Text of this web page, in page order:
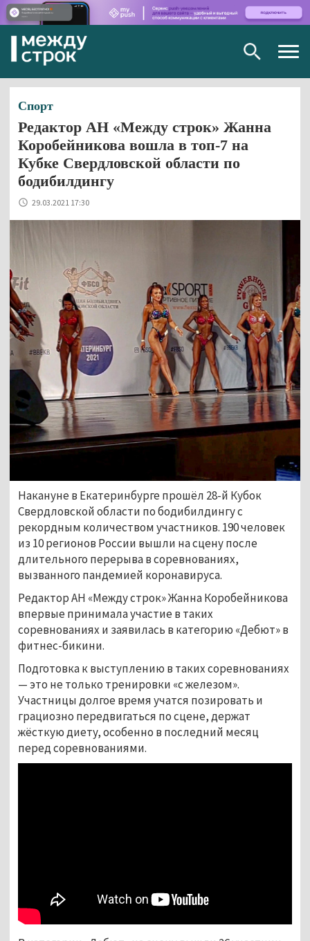
Спорт
Редактор АН «Между строк» Жанна
Коробейникова вошла в топ-7 на
Кубке Свердловской области по
бодибилдингу
29.03.2021 17:30
Накануне в Екатеринбурге прошёл 28-й Кубок
Свердловской области по бодибилдингу с
рекордным количеством участников. 190 человек
из 10 регионов России вышли на сцену после
длительного перерыва в соревнованиях,
вызванного пандемией коронавируса.
Редактор АН «Между строк» Жанна Коробейникова
впервые принимала участие в таких
соревнованиях и заявилась в категорию «Дебют» в
фитнес-бикини.
Подготовка к выступлению в таких соревнованиях
— это не только тренировки «с железом».
Участницы долгое время учатся позировать и
грациозно передвигаться по сцене, держат
жёсткую диету, особенно в последний месяц
перед соревнованиями.